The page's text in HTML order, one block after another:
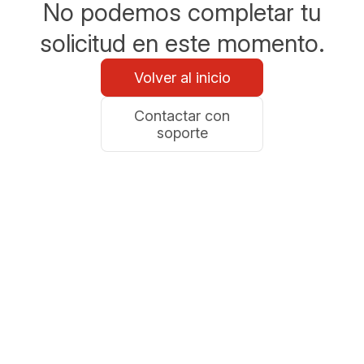
No podemos completar tu
solicitud en este momento.
Volver al inicio
Contactar con
soporte